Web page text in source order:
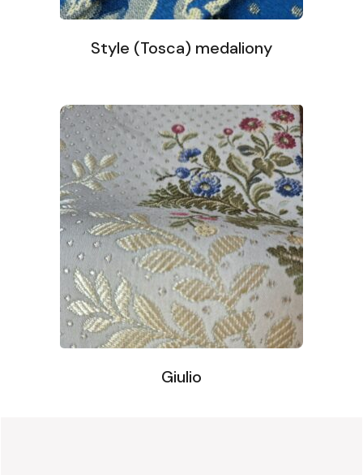
Style (Tosca) medaliony
Giulio